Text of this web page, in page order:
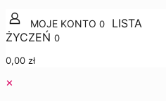
0
0
0,00 zł
✕